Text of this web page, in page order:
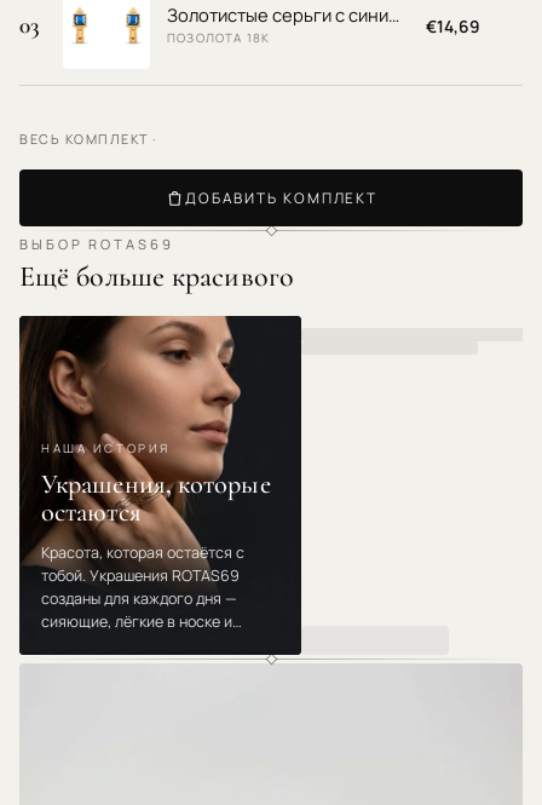
03 Золотистые серьги с синим акцентом
ПОЗОЛОТА 18К
€14,69
ВЕСЬ КОМПЛЕКТ ·
ДОБАВИТЬ КОМПЛЕКТ
ВЫБОР ROTAS69
Ещё больше красивого
НАША ИСТОРИЯ
Украшения, которые
остаются
Красота, которая остаётся с
тобой. Украшения ROTAS69
созданы для каждого дня —
сияющие, лёгкие в носке и
которые повторяются. Носи,